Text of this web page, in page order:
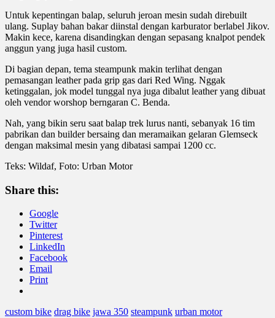
Untuk kepentingan balap, seluruh jeroan mesin sudah direbuilt
ulang. Suplay bahan bakar diinstal dengan karburator berlabel Jikov.
Makin kece, karena disandingkan dengan sepasang knalpot pendek
anggun yang juga hasil custom.
Di bagian depan, tema steampunk makin terlihat dengan
pemasangan leather pada grip gas dari Red Wing. Nggak
ketinggalan, jok model tunggal nya juga dibalut leather yang dibuat
oleh vendor worshop berngaran C. Benda.
Nah, yang bikin seru saat balap trek lurus nanti, sebanyak 16 tim
pabrikan dan builder bersaing dan meramaikan gelaran Glemseck
dengan maksimal mesin yang dibatasi sampai 1200 cc.
Teks: Wildaf, Foto: Urban Motor
Share this:
Google
Twitter
Pinterest
LinkedIn
Facebook
Email
Print
custom bike drag bike jawa 350 steampunk urban motor